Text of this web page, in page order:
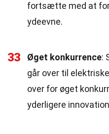
fortsætte med at
ydeevne.
33 Øget konkurrence:
går over til
over for øget
yderligere